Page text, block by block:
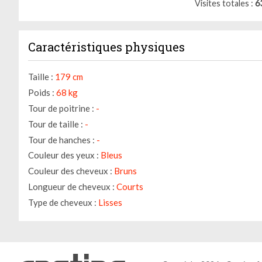
Visites totales
Caractéristiques physiques
Taille : 179 cm
Poids : 68 kg
Tour de poitrine : -
Tour de taille : -
Tour de hanches : -
Couleur des yeux : Bleus
Couleur des cheveux : Bruns
Longueur de cheveux : Courts
Type de cheveux : Lisses